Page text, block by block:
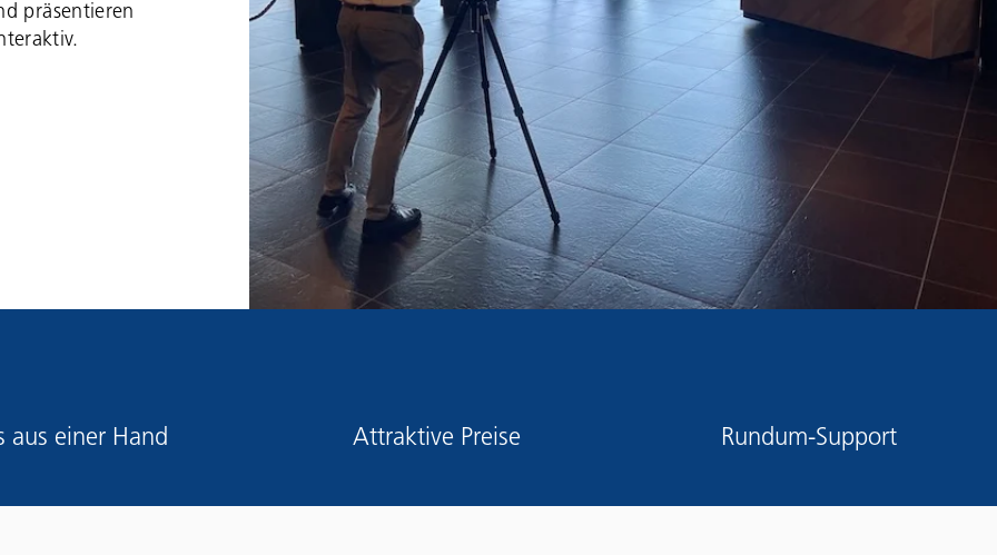
präsentieren
aus einer Hand Attraktive Preise Rundum-Support